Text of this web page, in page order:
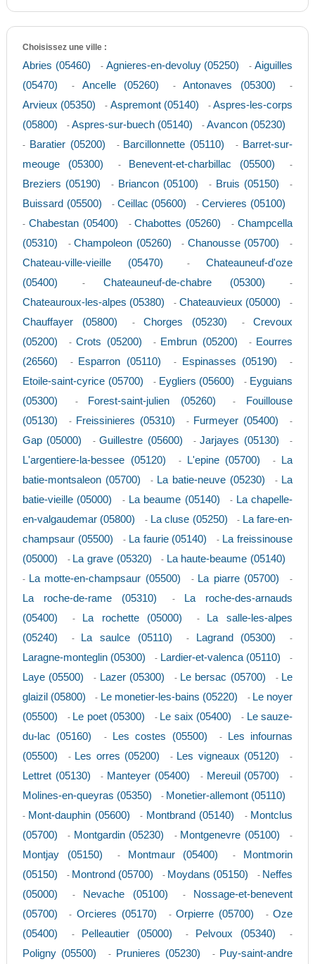
Choisissez une ville :
Abries (05460) - Agnieres-en-devoluy (05250) -Aiguilles
(05470)
- Ancelle (05260) -Antonaves (05300) -
Arvieux (05350) - Aspremont (05140) -Aspres-les-corps
(05800)
- Aspres-sur-buech (05140) -Avancon (05230)
- Baratier (05200) - Barcillonnette (05110) - Barret-sur-
meouge (05300)
- Benevent-et-charbillac (05500) -
Breziers (05190) - Briancon (05100) - Bruis (05150) -
Buissard (05500) - Ceillac (05600) -Cervieres (05100)
- Chabestan (05400) -Chabottes (05260) -Champcella
(05310)
-Champoleon (05260) - Chanousse (05700) -
Chateau-ville-vieille (05470) -Chateauneuf-d'oze
(05400)
- Chateauneuf-de-chabre (05300) -
Chateauroux-les-alpes (05380) - Chateauvieux (05000) -
Chauffayer (05800) - Chorges (05230) -Crevoux
(05200)
-Crots (05200) - Embrun (05200) - Eourres
(26560)
- Esparron (05110) - Espinasses (05190) -
Etoile-saint-cyrice (05700) - Eygliers (05600) - Eyguians
(05300)
- Forest-saint-julien (05260) -
Fouillouse
(05130)
- Freissinieres (05310) - Furmeyer (05400) -
Gap (05000) -Guillestre (05600) -Jarjayes (05130) -
L'argentiere-la-bessee (05120) - L'epine (05700) -
La
batie-montsaleon (05700)
- La batie-neuve (05230) - La
batie-vieille (05000)
- La beaume (05140) - La chapelle-
en-valgaudemar (05800)
- La cluse (05250) - La fare-en-
champsaur (05500)
- La faurie (05140) - La freissinouse
(05000)
- La grave (05320) - La haute-beaume (05140)
- La motte-en-champsaur (05500) - La piarre (05700) -
La roche-de-rame (05310) -
La roche-des-arnauds
(05400)
- La rochette (05000) -
La salle-les-alpes
(05240)
- La saulce (05110) - Lagrand (05300) -
Laragne-monteglin (05300) - Lardier-et-valenca (05110) -
Laye (05500) - Lazer (05300) - Le bersac (05700) - Le
glaizil (05800)
- Le monetier-les-bains (05220) - Le noyer
(05500)
- Le poet (05300) - Le saix (05400) - Le sauze-
du-lac (05160)
- Les costes (05500) -
Les infournas
(05500)
- Les orres (05200) - Les vigneaux (05120) -
Lettret (05130) - Manteyer (05400) - Mereuil (05700) -
Molines-en-queyras (05350) - Monetier-allemont (05110)
- Mont-dauphin (05600) - Montbrand (05140) - Montclus
(05700)
- Montgardin (05230) - Montgenevre (05100) -
Montjay (05150) - Montmaur (05400) -
Montmorin
(05150)
- Montrond (05700) - Moydans (05150) - Neffes
(05000)
- Nevache (05100) -
Nossage-et-benevent
(05700)
- Orcieres (05170) - Orpierre (05700) -Oze
(05400)
- Pelleautier (05000) - Pelvoux (05340) -
Poligny (05500) - Prunieres (05230) - Puy-saint-andre